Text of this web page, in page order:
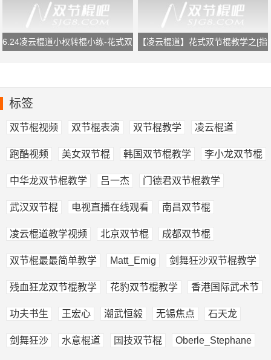
6.24凌云棍道小权转棍小练-花式双
【凌云棍道】花式双节棍教学之[指
标签
双节棍视频 双节棍表演 双节棍教学 凌云棍道
跑酷视频 美女双节棍 韩国双节棍教学 李小龙双节棍
中华龙双节棍教学 吕一杰 门德君双节棍教学
武汉双节棍 电视直播在线观看 南昌双节棍
凌云棍道教学视频 北京双节棍 成都双节棍
双节棍最最简单教学 Matt_Emig 剑舞狂沙双节棍教学
残血狂龙双节棍教学 花豹双节棍教学 香港国际武术节
功夫书生 王宏心 潮武恒毅 无锡焦点 石天龙
剑舞狂沙 水意棍道 国技双节棍 Oberle_Stephane